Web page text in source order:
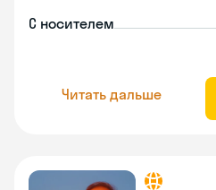
С носителем
Читать дальше